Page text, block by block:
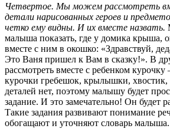
Четвертое. Мы можем рассмотреть
детали нарисованных героев и
четко ему видны. И их вместе назвать.
малыша показать, где у домика крыша,
вместе с ним в окошко: «Здравствуй,
Это Ваня пришел к Вам в сказку!». В
рассмотреть вместе с ребенком
курочки гребешок, крылышки,
деталей нет, поэтому малышу будет
задание. И это замечательно! Он будет
Такие задания развивают понимание
обогащают и уточняют словарь малыша.